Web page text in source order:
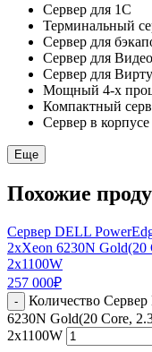
Сервер для 1С
Терминальный
Сервер для
Сервер для
Сервер для
Мощный 4-х
Компактный
Сервер в
Еще
Похожие
Сервер DELL
2xXeon 6230N Gold(20
2x1100W
257 000₽
-
Количество
6230N Gold(20 Core,
2x1100W